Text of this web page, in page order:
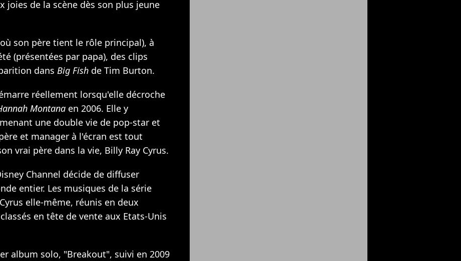
de la scène dès son plus jeune
son père tient le rôle principal), à
(présentées par papa), des clips
dans Big Fish de Tim Burton.
réellement lorsqu'elle décroche
Montana en 2006. Elle y
une double vie de pop-star et
et manager à l'écran est tout
vrai père dans la vie, Billy Ray Cyrus.
Channel décide de diffuser
entier. Les musiques de la série
elle-même, réunis en deux
en tête de vente aux Etats-Unis
album solo, "Breakout", suivi en 2009